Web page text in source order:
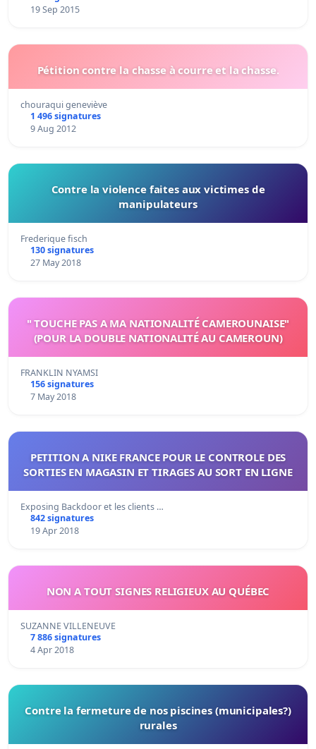
19 Sep 2015
Pétition contre la chasse à courre et la chasse.
chouraqui geneviève
1 496 signatures
9 Aug 2012
Contre la violence faites aux victimes de
manipulateurs
Frederique fisch
130 signatures
27 May 2018
" TOUCHE PAS A MA NATIONALITÉ CAMEROUNAISE"
(POUR LA DOUBLE NATIONALITÉ AU CAMEROUN)
FRANKLIN NYAMSI
156 signatures
7 May 2018
PETITION A NIKE FRANCE POUR LE CONTROLE DES
SORTIES EN MAGASIN ET TIRAGES AU SORT EN LIGNE
Exposing Backdoor et les clients …
842 signatures
19 Apr 2018
NON A TOUT SIGNES RELIGIEUX AU QUÉBEC
SUZANNE VILLENEUVE
7 886 signatures
4 Apr 2018
Contre la fermeture de nos piscines (municipales?)
rurales